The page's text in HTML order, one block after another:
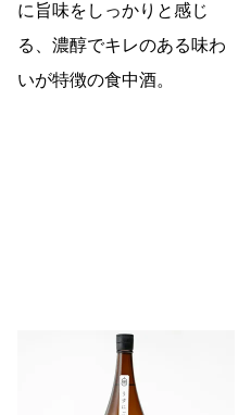
に旨味をしっかりと感じ
る、濃醇でキレのある味わ
いが特徴の食中酒。